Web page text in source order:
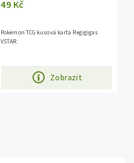
49 Kč
Zobrazit
Pokémon TCG kusová karta Regigigas
VSTAR.